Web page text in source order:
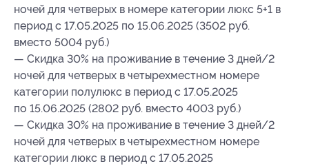
ночей для четверых в номере категории люкс 5+1 в
период с 17.05.2025 по 15.06.2025 (3502 руб.
вместо 5004 руб.)
— Скидка 30% на проживание в течение 3 дней/2
ночей для четверых в четырехместном номере
категории полулюкс в период с 17.05.2025
по 15.06.2025 (2802 руб. вместо 4003 руб.)
— Скидка 30% на проживание в течение 3 дней/2
ночей для четверых в четырехместном номере
категории люкс в период с 17.05.2025